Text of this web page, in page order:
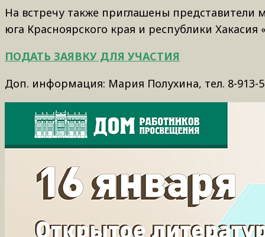
На встречу также приглашены
юга Красноярского края и республики Хакасия
ПОДАТЬ ЗАЯВКУ ДЛЯ УЧАСТИЯ
Доп. информация: Мария Полухина, тел. 8-913-